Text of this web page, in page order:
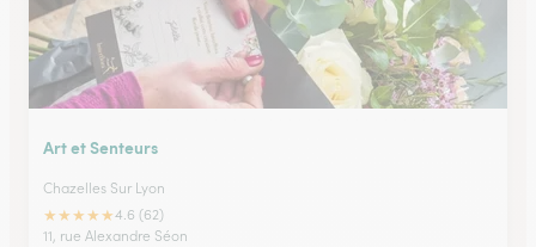
Art et Senteurs
Chazelles Sur Lyon
★★★★★4.6 (62)
11, rue Alexandre Séon